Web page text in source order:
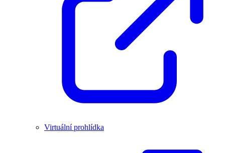
Virtuální prohlídka